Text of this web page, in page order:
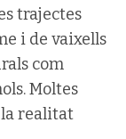
trajectes
i de vaixells
com
Moltes
la realitat